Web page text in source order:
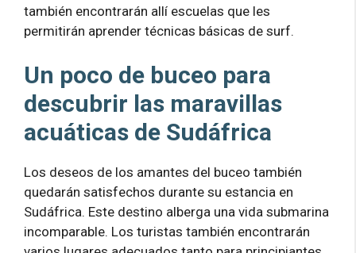
también encontrarán allí escuelas que les
permitirán aprender técnicas básicas de surf.
Un poco de buceo para
descubrir las maravillas
acuáticas de Sudáfrica
Los deseos de los amantes del buceo también
quedarán satisfechos durante su estancia en
Sudáfrica. Este destino alberga una vida submarina
incomparable. Los turistas también encontrarán